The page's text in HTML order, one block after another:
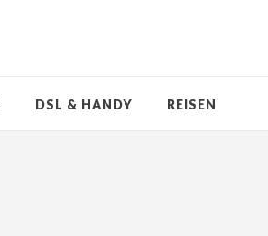
DSL & HANDY REISEN